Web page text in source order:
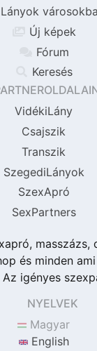
Lányok
Új képek
Fórum
Keresés
VidékiLány
Csajszik
Transzik
SzegediLányok
SzexApró
SexPartners
masszázs,
és minden
igényes
NYELVEK
Magyar
English